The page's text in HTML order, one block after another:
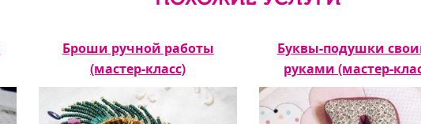
Броши ручной работы
(мастер-класс)
Буквы-подушки
руками (мастер-